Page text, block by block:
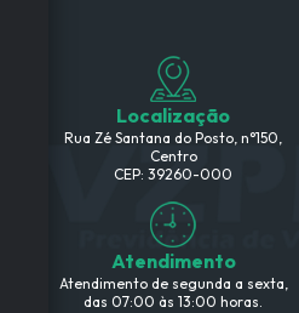
Localização
Rua Zé Santana do Posto, n°150,
Centro
CEP: 39260-000
Atendimento
Atendimento de segunda a sexta,
das 07:00 às 13:00 horas.